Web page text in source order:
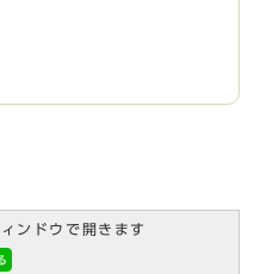
ンドウで開きます